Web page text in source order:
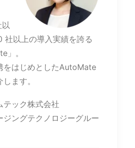
社以上の導入実績を誇る
」。
をはじめとしたAutoMate
ます。
テック株式会社
ングテクノロジーグルー